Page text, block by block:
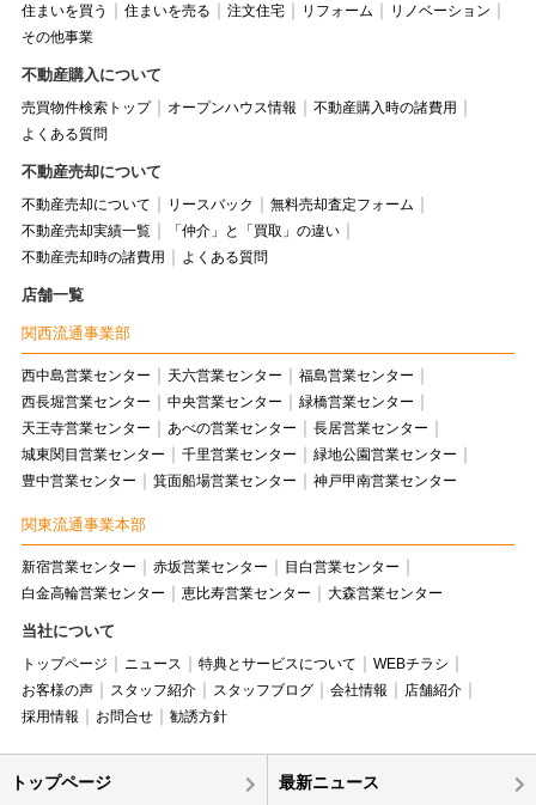
住まいを買う 住まいを売る 注文住宅 リフォーム
リノベーション
その他事業
不動産購入について
売買物件検索トップ オープンハウス情報
不動産購入時の諸費用
よくある質問
不動産売却について
不動産売却について リースバック
無料売却査定フォーム
不動産売却実績一覧
「仲介」と「買取」の違い
不動産売却時の諸費用
よくある質問
店舗一覧
関西流通事業部
西中島営業センター 天六営業センター
福島営業センター
西長堀営業センター
中央営業センター
緑橋営業センター
天王寺営業センター
あべの営業センター
長居営業センター
城東関目営業センター
千里営業センター
緑地公園営業センター
豊中営業センター
箕面船場営業センター 神戸甲南営業センター
関東流通事業本部
新宿営業センター 赤坂営業センター
目白営業センター
白金高輪営業センター
恵比寿営業センター 大森営業センター
当社について
トップページ ニュース 特典とサービスについて
WEBチラシ
お客様の声
スタッフ紹介 スタッフブログ 会社情報
店舗紹介
採用情報
お問合せ 勧誘方針
トップページ 最新ニュース